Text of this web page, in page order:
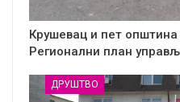
Крушевац и пет општина
Регионални план
ДРУШТВО